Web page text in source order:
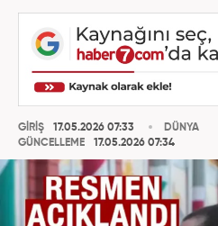
GİRİŞ
17.05.2026 07:33
GÜNCELLEME
17.05.2026 07:34
DÜNYA